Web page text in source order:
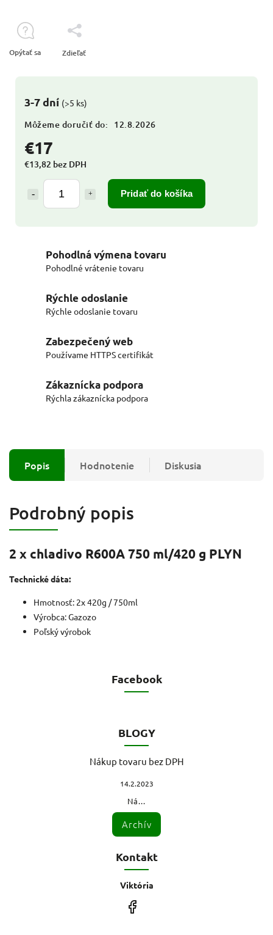
€17
€13,82 bez DPH
Pridať do košíka
3-7 dní (>5 ks)
Môžeme doručiť do: 12.8.2026
Opýtať sa Zdieľať
Pohodlná výmena tovaru
Pohodlné vrátenie tovaru
Rýchle odoslanie
Rýchle odoslanie tovaru
Zabezpečený web
Používame HTTPS certifikát
Zákaznícka podpora
Rýchla zákaznícka podpora
Popis Hodnotenie Diskusia
Podrobný popis
2 x chladivo R600A 750 ml/420 g PLYN
Technické dáta:
Hmotnosť: 2x 420g / 750ml
Výrobca: Gazozo
Poľský výrobok
Facebook
BLOGY
Nákup tovaru bez DPH
14.2.2023
Ná...
Archív
Kontakt
Viktória